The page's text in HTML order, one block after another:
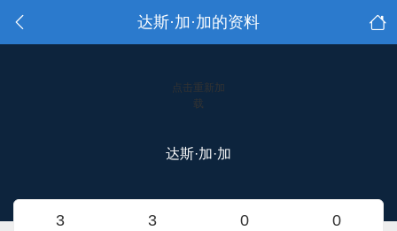
达斯·加·加的资料
点击重新加
载
达斯·加·加
3 3 0 0